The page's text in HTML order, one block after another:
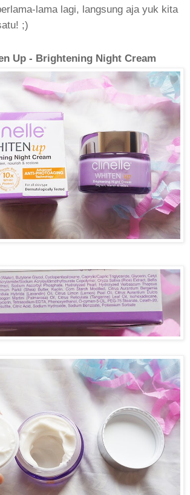
lama lagi, langsung aja yuk kita
;)
Up - Brightening Night Cream